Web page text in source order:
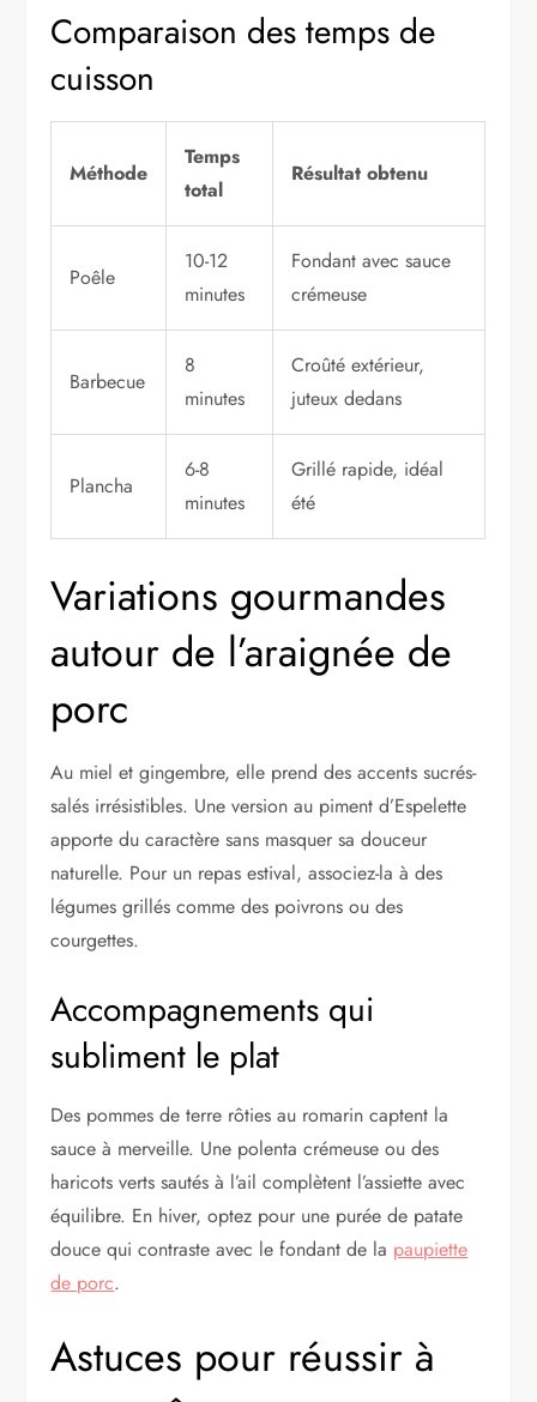
Comparaison des temps de
cuisson
Méthode
Temps
total
Résultat obtenu
Poêle
10-12
minutes
Fondant avec sauce
crémeuse
Barbecue
8
minutes
Croûté extérieur,
juteux dedans
Plancha
6-8
minutes
Grillé rapide, idéal
été
Variations gourmandes
autour de l’araignée de
porc
Au miel et gingembre, elle prend des accents sucrés-
salés irrésistibles. Une version au piment d’Espelette
apporte du caractère sans masquer sa douceur
naturelle. Pour un repas estival, associez-la à des
légumes grillés comme des poivrons ou des
courgettes.
Accompagnements qui
subliment le plat
Des pommes de terre rôties au romarin captent la
sauce à merveille. Une polenta crémeuse ou des
haricots verts sautés à l’ail complètent l’assiette avec
équilibre. En hiver, optez pour une purée de patate
douce qui contraste avec le fondant de la paupiette
de porc.
Astuces pour réussir à